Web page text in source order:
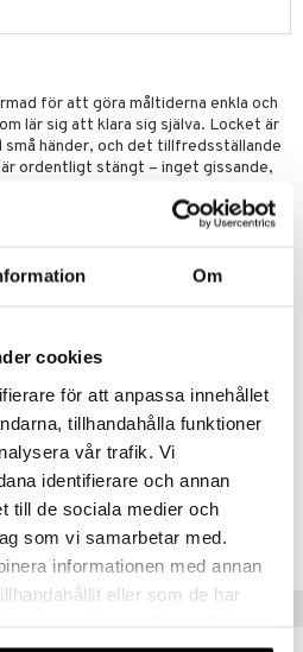
Om
cookies
för att anpassa innehållet
tillhandahålla funktioner
vår trafik. Vi
identifierare och annan
till de sociala medier och
som vi samarbetar med.
informationen med annan
eller som de har
för att göra måltiderna enkla och
lär sig att klara sig själva. Locket är
händer, och det tillfredsställande
ordentligt stängt – inget gissande,
dig separera mat och snacks precis
placeringsalternativ anpassar
dag för dag.
159 kr
till dig